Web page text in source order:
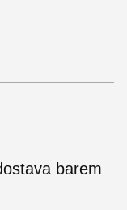
barem